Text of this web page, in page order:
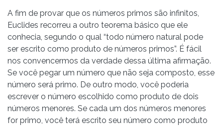
A fim de provar que os números primos são infinitos,
Euclides recorreu a outro teorema básico que ele
conhecia, segundo o qual “todo número natural pode
ser escrito como produto de números primos”. É fácil
nos convencermos da verdade dessa última afirmação.
Se você pegar um número que não seja composto, esse
número será primo. De outro modo, você poderia
escrever o número escolhido como produto de dois
números menores. Se cada um dos números menores
for primo, você terá escrito seu número como produto